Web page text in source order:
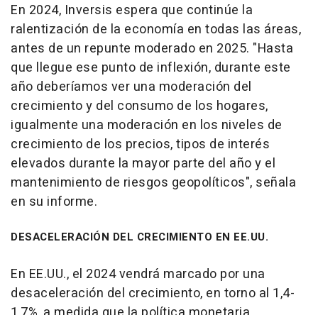
En 2024, Inversis espera que continúe la
ralentización de la economía en todas las áreas,
antes de un repunte moderado en 2025. "Hasta
que llegue ese punto de inflexión, durante este
año deberíamos ver una moderación del
crecimiento y del consumo de los hogares,
igualmente una moderación en los niveles de
crecimiento de los precios, tipos de interés
elevados durante la mayor parte del año y el
mantenimiento de riesgos geopolíticos", señala
en su informe.
DESACELERACIÓN DEL CRECIMIENTO EN EE.UU.
En EE.UU., el 2024 vendrá marcado por una
desaceleración del crecimiento, en torno al 1,4-